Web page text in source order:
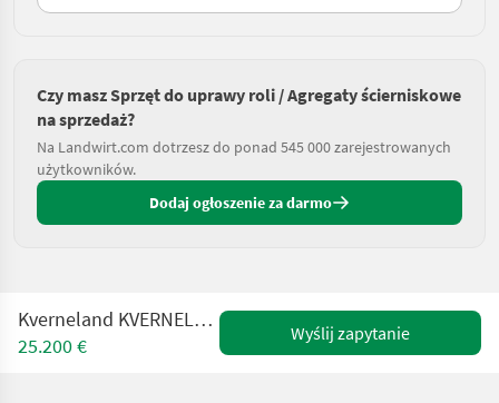
Czy masz Sprzęt do uprawy roli / Agregaty ścierniskowe
na sprzedaż?
Na Landwirt.com dotrzesz do ponad 545 000 zarejestrowanych
użytkowników.
Dodaj ogłoszenie za darmo
Kverneland KVERNELAND ENDURO PRO 3000
25.200 €
Wyślij zapytanie